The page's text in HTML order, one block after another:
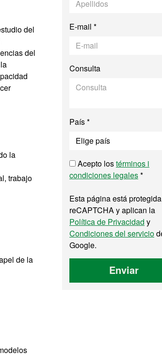
del
del
la
trabajo
de la
E-mail *
Consulta
País *
Acepto lostérminos i
condiciones legales*
Esta página está
reCAPTCHA y aplican la
Política de Privacidad y
Condiciones del servicio
Google.
Enviar